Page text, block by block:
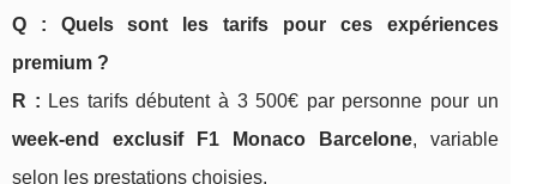
Q : Quels sont les tarifs pour ces expériences
premium ?
R : Les tarifs débutent à 3 500€ par personne pour un
week-end exclusif F1 Monaco Barcelone, variable
selon les prestations choisies.